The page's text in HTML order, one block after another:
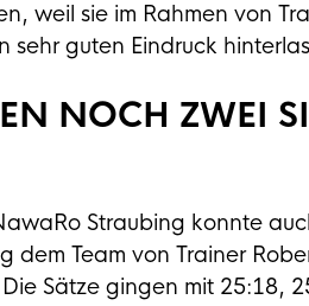
weil sie im Rahmen von
guten Eindruck
NOCH ZWEI
Straubing konnte
dem Team von Trainer
Sätze gingen mit 25:18,